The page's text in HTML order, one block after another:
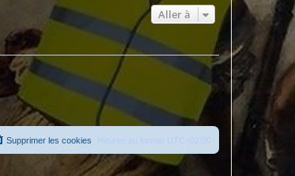
Aller à
Heures au format UTC+02:00
Supprimer les cookies